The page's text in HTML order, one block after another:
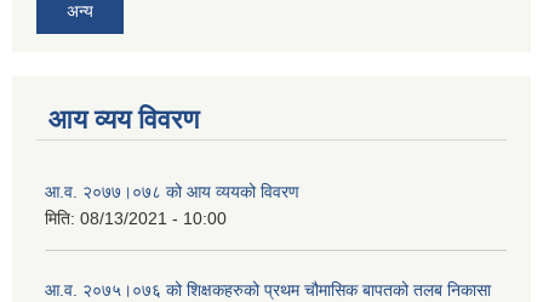
अन्य
आय व्यय विवरण
आ.व. २०७७।०७८ को आय व्ययको विवरण
मिति: 08/13/2021 - 10:00
आ.व. २०७५।०७६ को शिक्षकहरुको प्रथम चौमासिक बापतको तलब निकासा